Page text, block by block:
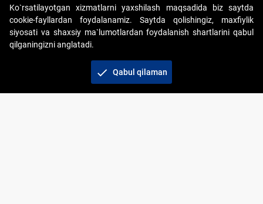
Copyright © 2017-2026. "Elektron onlayn-auksionlarni tashkil etish"
AJ. Barcha huquqlar himoyalangan
+998 71 202-21-11
Ko`rsatilayotgan xizmatlarni yaxshilash maqsadida biz saytda
cookie-fayllardan foydalanamiz. Saytda qolishingiz, maxfiylik
siyosati va shaxsiy ma`lumotlardan foydalanish shartlarini qabul
qilganingizni anglatadi.
check Qabul qilaman